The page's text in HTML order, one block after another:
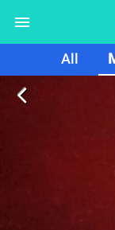
All
arrow_back_ios